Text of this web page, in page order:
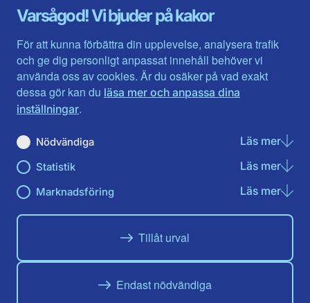
Varsågod! Vi bjuder på kakor
För att kunna förbättra din upplevelse, analysera trafik
och ge dig personligt anpassat innehåll behöver vi
använda oss av cookies. Är du osäker på vad exakt
dessa gör kan du läsa mer och anpassa dina
inställningar.
Nödvändiga Läs merom
Statistik Läs merom
Marknadsföring Läs merom
Tillåt urval
Endast nödvändiga
Gävleborg
Halland
Jämtlands län
Jönköpings län
Kalmar län
Kronobergs län
Norrbotten
Skåne län
Värmlands län
Västerbotten
Västra Götaland
Västernorrland
Västmanland
Örebro län
Östergötland
Du hittar oss här på sociala medier
Facebook
Instagram